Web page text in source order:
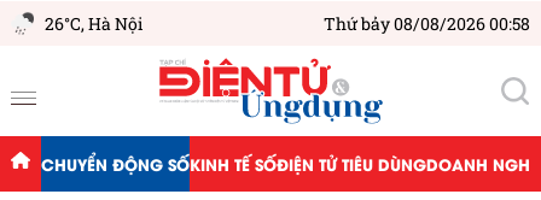
26°C,Hà Nội Thứ bảy 08/08/2026 00:58
CHUYỂN ĐỘNG SỐKINH TẾ SỐĐIỆN TỬ TIÊU DÙNGDOANH